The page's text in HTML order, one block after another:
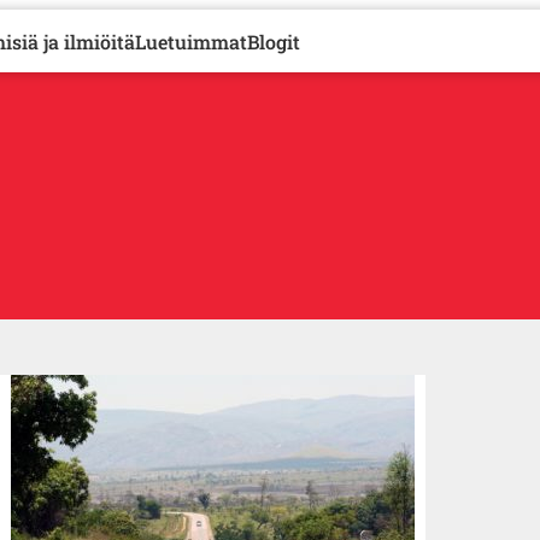
ja ilmiöitäLuetuimmatBlogit